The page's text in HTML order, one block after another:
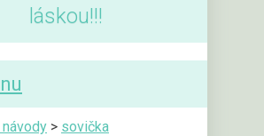
láskou!!!
> sovička